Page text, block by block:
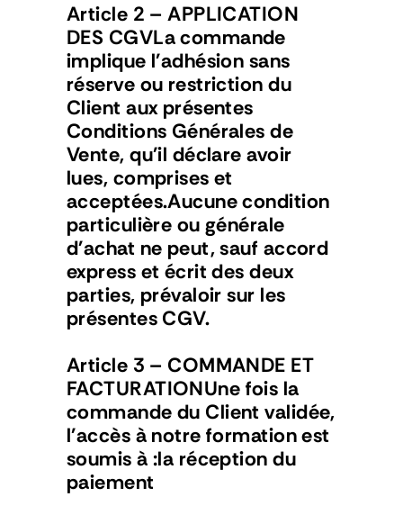
COMMUNITY
Qui sommes nous ?
Article 2 – APPLICATION
DES CGVLa commande
implique l'adhésion sans
réserve ou restriction du
Client aux présentes
Conditions Générales de
Vente, qu'il déclare avoir
lues, comprises et
acceptées.Aucune condition
particulière ou générale
d'achat ne peut, sauf accord
express et écrit des deux
parties, prévaloir sur les
présentes CGV.
Article 3 – COMMANDE ET
FACTURATIONUne fois la
commande du Client validée,
l'accès à notre formation est
soumis à :la réception du
paiement